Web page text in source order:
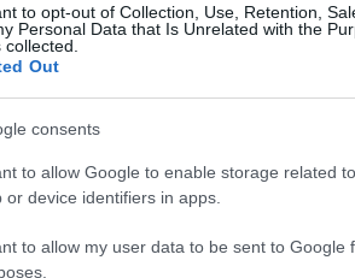
to opt-out of Collection, Use, Retention,
Personal Data that Is Unrelated with the
collected.
Out
consents
to allow Google to enable storage related
or device identifiers in apps.
to allow my user data to be sent to Google